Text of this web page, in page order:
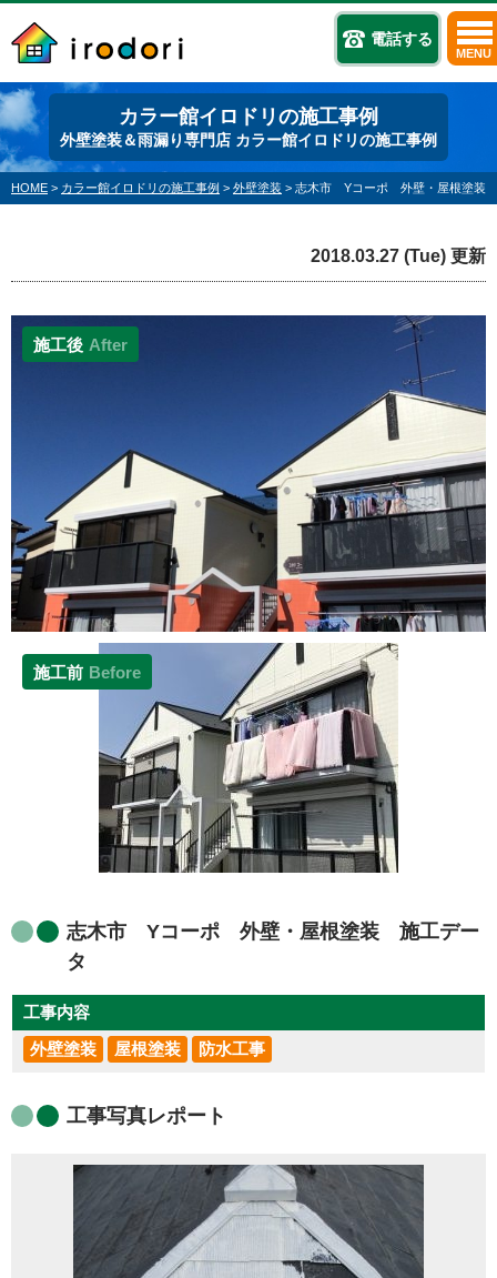
電話する
MENU
カラー館イロドリの施工事例
外壁塗装＆雨漏り専門店 カラー館イロドリの施工事例
HOME > カラー館イロドリの施工事例 > 外壁塗装 > 志木市 Yコーポ 外壁・屋根塗装
2018.03.27 (Tue) 更新
施工後 After
施工前 Before
志木市 Yコーポ 外壁・屋根塗装 施工デー
タ
工事内容
外壁塗装
屋根塗装 防水工事
工事写真レポート